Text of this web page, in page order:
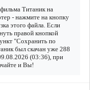
Титаник на
- нажмите на кнопку
этого файла. Если
правой кнопкой
"Сохранить по
был скачан уже 288
(03:36), при
и Вы!